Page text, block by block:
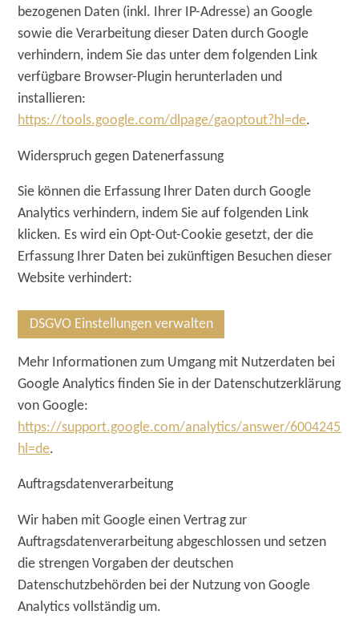
bezogenen Daten (inkl. Ihrer IP-Adresse) an Google
sowie die Verarbeitung dieser Daten durch Google
verhindern, indem Sie das unter dem folgenden Link
verfügbare Browser-Plugin herunterladen und
installieren:
https://tools.google.com/dlpage/gaoptout?hl=de.
Widerspruch gegen Datenerfassung
Sie können die Erfassung Ihrer Daten durch Google
Analytics verhindern, indem Sie auf folgenden Link
klicken. Es wird ein Opt-Out-Cookie gesetzt, der die
Erfassung Ihrer Daten bei zukünftigen Besuchen dieser
Website verhindert:
DSGVO Einstellungen verwalten
Mehr Informationen zum Umgang mit Nutzerdaten bei
Google Analytics finden Sie in der Datenschutzerklärung
von Google:
https://support.google.com/analytics/answer/6004245?
hl=de.
Auftragsdatenverarbeitung
Wir haben mit Google einen Vertrag zur
Auftragsdatenverarbeitung abgeschlossen und setzen
die strengen Vorgaben der deutschen
Datenschutzbehörden bei der Nutzung von Google
Analytics vollständig um.